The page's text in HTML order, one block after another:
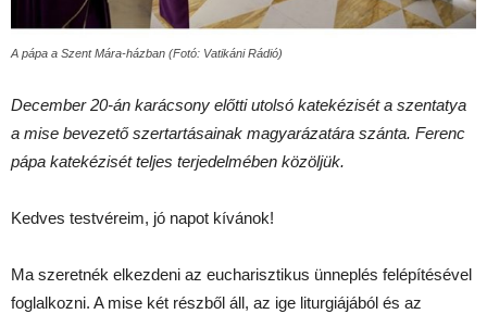
A pápa a Szent Mára-házban (Fotó: Vatikáni Rádió)
December 20-án karácsony előtti utolsó katekézisét a szentatya
a mise bevezető szertartásainak magyarázatára szánta. Ferenc
pápa katekézisét teljes terjedelmében közöljük.
Kedves testvéreim, jó napot kívánok!
Ma szeretnék elkezdeni az eucharisztikus ünneplés felépítésével
foglalkozni. A mise két részből áll, az ige liturgiájából és az